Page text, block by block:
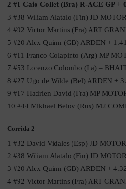
2 #1 Caio Collet (Bra) R-ACE GP +
3 #38 Wiliam Alatalo (Fin) JD
4 #92 Victor Martins (Fra) ART
5 #20 Alex Quinn (GB) ARDEN +
6 #11 Franco Colapinto (Arg) MP
7 #53 Lorenzo Colombo (Ita) –
8 #27 Ugo de Wilde (Bel) ARDEN +
9 #17 Hadrien David (Fra) MP
10 #44 Mikhael Belov (Rus) M2
Corrida 2
1 #32 David Vidales (Esp) JD
2 #38 Wiliam Alatalo (Fin) JD
3 #20 Alex Quinn (GB) ARDEN +
4 #92 Victor Martins (Fra) ART